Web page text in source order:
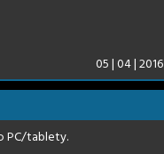
05 | 04 | 2016
PC/tablety.